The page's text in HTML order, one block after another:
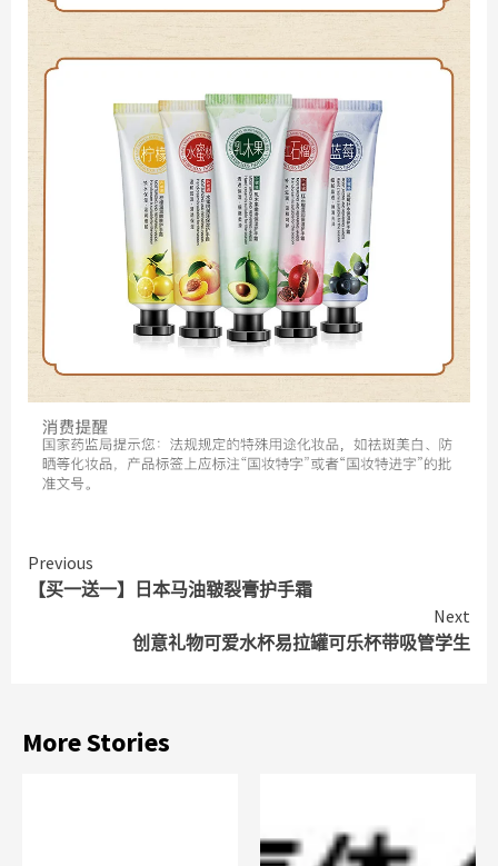
Continue
Reading
Previous
【买一送一】日本马油皲裂膏护手霜
Next
创意礼物可爱水杯易拉罐可乐杯带吸管学生
More Stories